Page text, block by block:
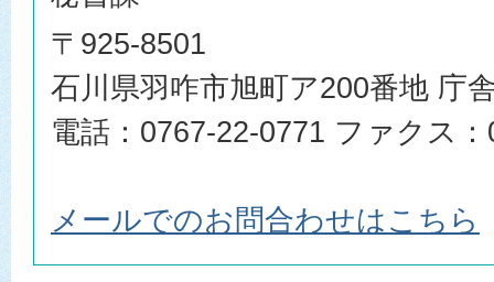
〒925-8501
石川県羽咋市旭町ア200番地 庁
電話：0767-22-0771 ファクス
メールでのお問合わせはこちら